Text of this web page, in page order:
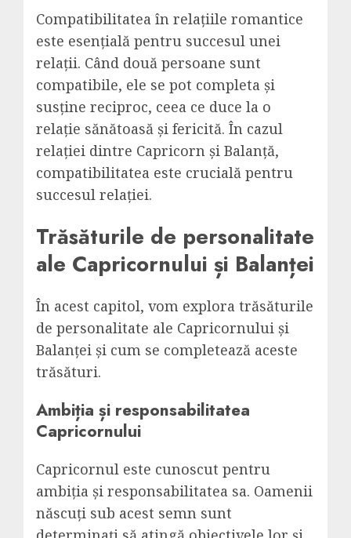
Compatibilitatea în relațiile romantice
este esențială pentru succesul unei
relații. Când două persoane sunt
compatibile, ele se pot completa și
susține reciproc, ceea ce duce la o
relație sănătoasă și fericită. În cazul
relației dintre Capricorn și Balanță,
compatibilitatea este crucială pentru
succesul relației.
Trăsăturile de personalitate
ale Capricornului și Balanței
În acest capitol, vom explora trăsăturile
de personalitate ale Capricornului și
Balanței și cum se completează aceste
trăsături.
Ambiția și responsabilitatea
Capricornului
Capricornul este cunoscut pentru
ambiția și responsabilitatea sa. Oamenii
născuți sub acest semn sunt